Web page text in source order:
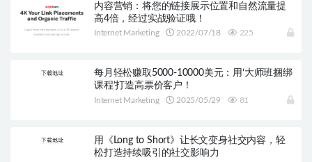
内容营销：将您的链接展示位置和自然流量提
高4倍，经过实战验证哦！
Internet Marketing 2022/07/18 225
每月轻松赚取5000-10000美元：用‘大师班捆绑
课程’打造高票价客户！
Internet Marketing 2025/05/29 81
用《Long to Short》让长文变身社交内容，轻
松打造持续吸引的社交影响力